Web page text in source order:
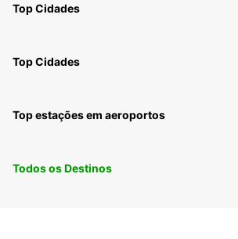
Top Cidades
Top Cidades
Top estações em aeroportos
Todos os Destinos